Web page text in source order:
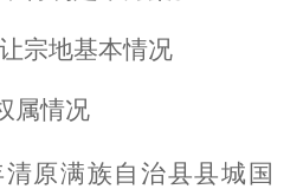
宗地基本情况
属情况
清原满族自治县县城国